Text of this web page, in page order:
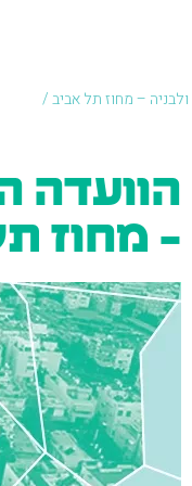
ולבניה – מחוז תל אביב /
הוועדה
– מחוז